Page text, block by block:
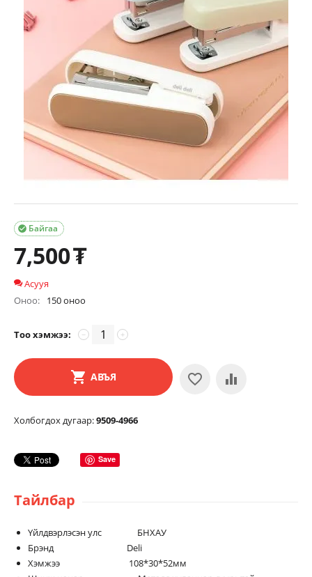
Байгаа

7,500₮
Асууя
Оноо:
150 оноо
Тоо хэмжээ: +
−
АВЪЯ
Холбогдох дугаар:9509-4966
Save
Тайлбар
Үйлдвэрлэсэн улс БНХАУ
Брэнд Deli
Хэмжээ 108*30*52мм